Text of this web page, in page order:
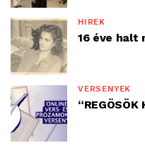
HÍREK
16 éve halt
VERSENYEK